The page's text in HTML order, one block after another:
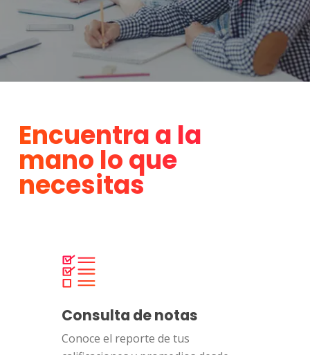
Encuentra a la
mano lo que
necesitas
Consulta de notas
Conoce el reporte de tus